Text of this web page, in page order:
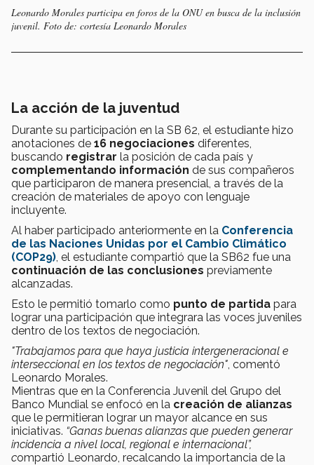
Leonardo Morales participa en foros de la ONU en busca de la inclusión
juvenil. Foto de: cortesía Leonardo Morales
La acción de la juventud
Durante su participación en la SB 62, el estudiante hizo
anotaciones de 16 negociaciones diferentes,
buscando registrar la posición de cada país y
complementando información de sus compañeros
que participaron de manera presencial, a través de la
creación de materiales de apoyo con lenguaje
incluyente.
Al haber participado anteriormente en la Conferencia
de las Naciones Unidas por el Cambio Climático
(COP29) , el estudiante compartió que la SB62 fue una
continuación de las conclusiones previamente
alcanzadas.
Esto le permitió tomarlo como punto de partida para
lograr una participación que integrara las voces juveniles
dentro de los textos de negociación.
"Trabajamos para que haya justicia intergeneracional e
interseccional en los textos de negociación" , comentó
Leonardo Morales.
Mientras que en la Conferencia Juvenil del Grupo del
Banco Mundial se enfocó en la creación de alianzas
que le permitieran lograr un mayor alcance en sus
iniciativas. “Ganas buenas alianzas que pueden generar
incidencia a nivel local, regional e internacional”,
compartió Leonardo, recalcando la importancia de la